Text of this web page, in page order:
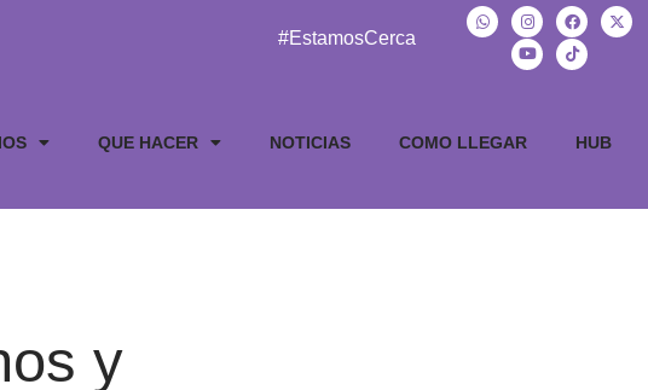
#EstamosCerca
QUE HACER NOTICIAS COMO LLEGAR HUB
y